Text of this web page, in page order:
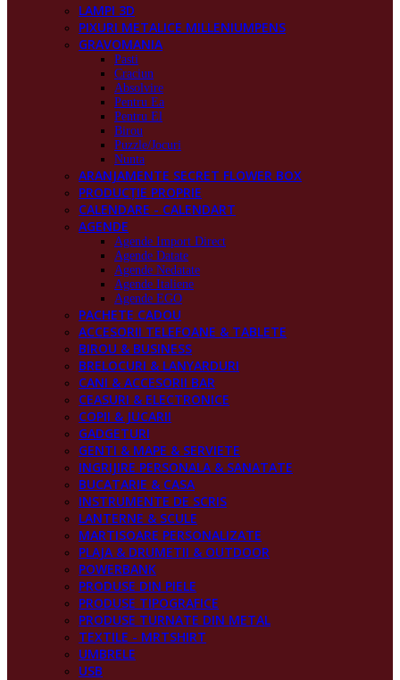
LAMPI 3D
PIXURI METALICE MILLENIUMPENS
GRAVOMANIA
Pasti
Craciun
Absolvire
Pentru Ea
Pentru El
Birou
Puzzle/Jocuri
Nunta
ARANJAMENTE SECRET FLOWER BOX
PRODUCŢIE PROPRIE
CALENDARE - CALENDART
AGENDE
Agende Import Direct
Agende Datate
Agende Nedatate
Agende Italiene
Agende EGO
PACHETE CADOU
ACCESORII TELEFOANE & TABLETE
BIROU & BUSINESS
BRELOCURI & LANYARDURI
CANI & ACCESORII BAR
CEASURI & ELECTRONICE
COPII & JUCARII
GADGETURI
GENTI & MAPE & SERVIETE
INGRIJIRE PERSONALA & SANATATE
BUCATARIE & CASA
INSTRUMENTE DE SCRIS
LANTERNE & SCULE
MARTISOARE PERSONALIZATE
PLAJA & DRUMETII & OUTDOOR
POWERBANK
PRODUSE DIN PIELE
PRODUSE TIPOGRAFICE
PRODUSE TURNATE DIN METAL
TEXTILE - MRTSHIRT
UMBRELE
USB